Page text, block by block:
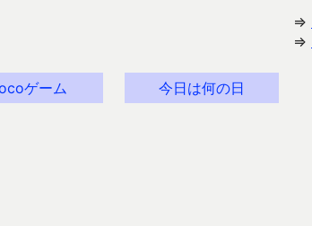
⇒
⇒
ゲーム 今日は何の日